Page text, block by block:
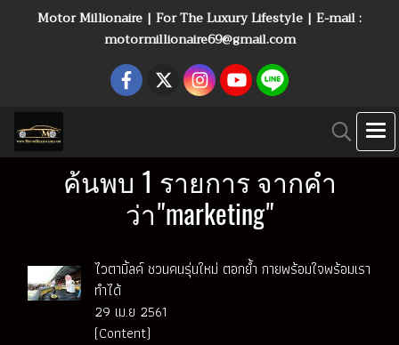
Motor Millionaire | For The Luxury Lifestyle | E-mail :
motormillionaire69@gmail.com
ค้นพบ 1 รายการ จากคำ
ว่า"marketing"
ไวตามิ้ลค์ ชวนคนรุ่นใหม่ ตอกย้ำ กายพร้อมใจพร้อมเรา
ทำได้
29 เม.ย 2561
(Content)